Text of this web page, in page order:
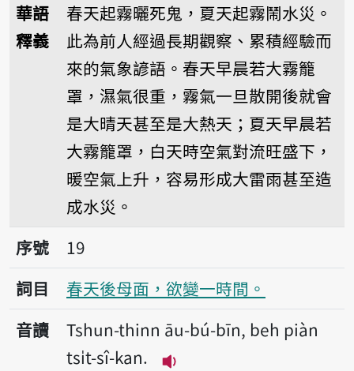
華語
釋義
春天起霧曬死鬼，夏天起霧鬧水災。
此為前人經過長期觀察、累積經驗而
來的氣象諺語。春天早晨若大霧籠
罩，濕氣很重，霧氣一旦散開後就會
是大晴天甚至是大熱天；夏天早晨若
大霧籠罩，白天時空氣對流旺盛下，
暖空氣上升，容易形成大雷雨甚至造
成水災。
序號19春天後母面，欲變一時間。
序號
19
詞目
春天後母面，欲變一時間。
音讀
Tshun-thinn āu-bú-bīn, beh piàn
tsi̍t-sî-kan.